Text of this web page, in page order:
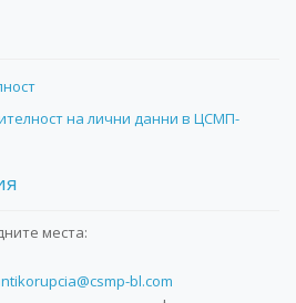
на лични данни в ЦСМП-
места:
bl.com